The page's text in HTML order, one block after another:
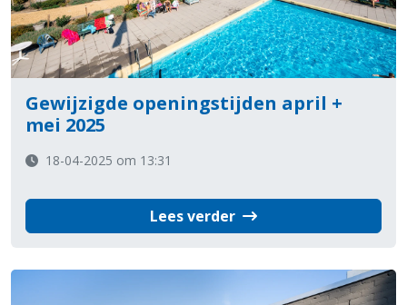
Gewijzigde openingstijden april +
mei 2025
18-04-2025 om 13:31
Lees verder